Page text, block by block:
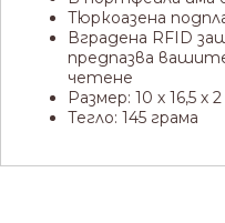
Тюркоазена
Вградена RFID
предпазва
четене
Размер: 10 х 16,5 х
Тегло: 145 грама